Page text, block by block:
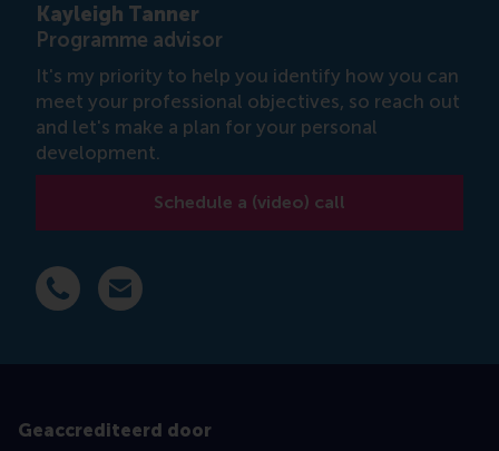
Kayleigh Tanner
Programme advisor
It's my priority to help you identify how you can
meet your professional objectives, so reach out
and let's make a plan for your personal
development.
Schedule a (video) call
Bel +31 6 14 885 717
E-mail ktanner@rsm.nl
Geaccrediteerd door